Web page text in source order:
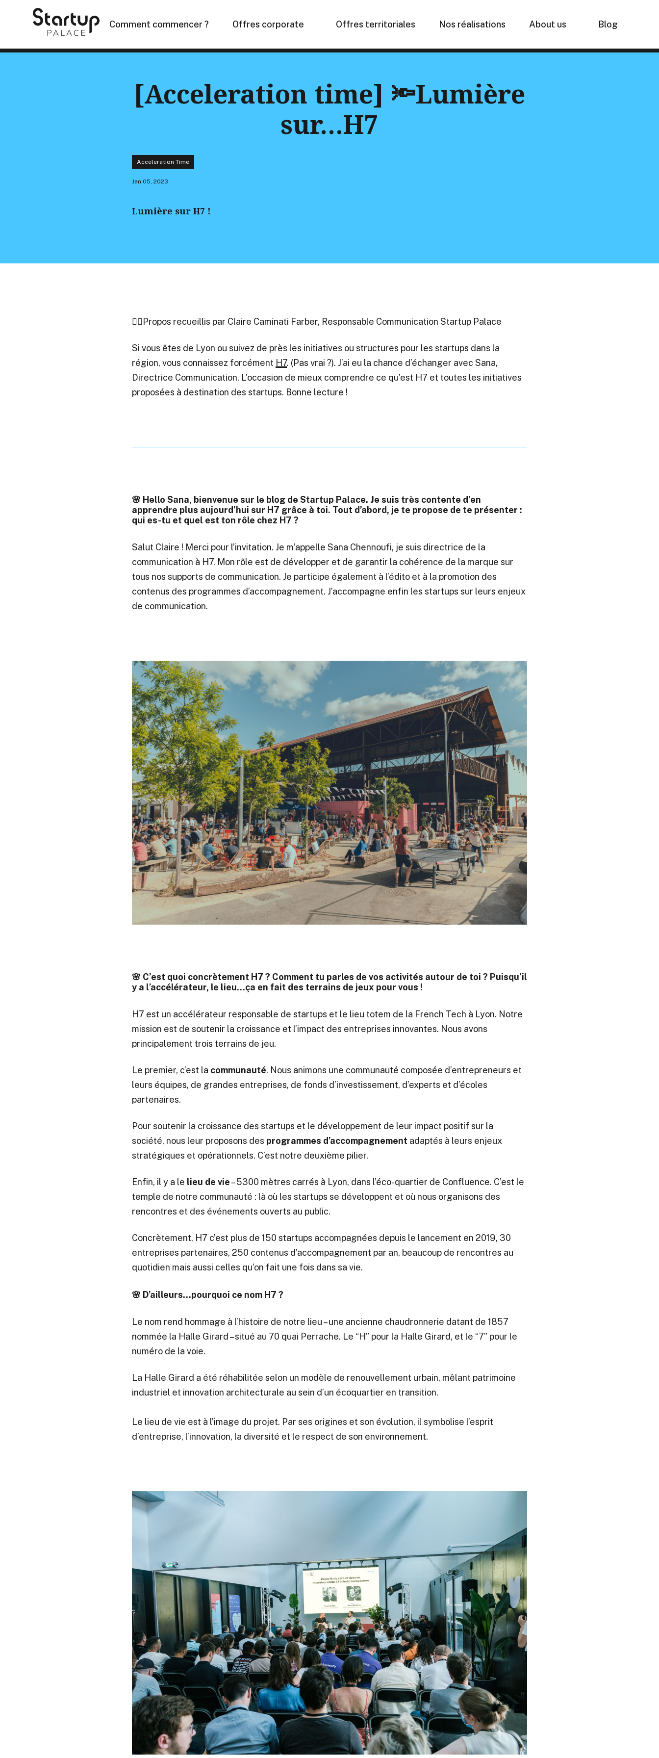
Comment commencer ? Offres corporate Offres territoriales Nos réalisations About us Blog
[Acceleration time] 🔦Lumière
sur…H7
Acceleration Time
Jan 05, 2023
Lumière sur H7 !
✍🏻Propos recueillis par Claire Caminati Farber, Responsable Communication Startup Palace
Si vous êtes de Lyon ou suivez de près les initiatives ou structures pour les startups dans la
région, vous connaissez forcément H7. (Pas vrai ?). J’ai eu la chance d’échanger avec Sana,
Directrice Communication. L’occasion de mieux comprendre ce qu’est H7 et toutes les initiatives
proposées à destination des startups. Bonne lecture !
🌸 Hello Sana, bienvenue sur le blog de Startup Palace. Je suis très contente d’en
apprendre plus aujourd’hui sur H7 grâce à toi. Tout d’abord, je te propose de te présenter :
qui es-tu et quel est ton rôle chez H7 ?
Salut Claire ! Merci pour l’invitation. Je m’appelle Sana Chennoufi, je suis directrice de la
communication à H7. Mon rôle est de développer et de garantir la cohérence de la marque sur
tous nos supports de communication. Je participe également à l’édito et à la promotion des
contenus des programmes d’accompagnement. J’accompagne enfin les startups sur leurs enjeux
de communication.
🌸 C’est quoi concrètement H7 ? Comment tu parles de vos activités autour de toi ? Puisqu’il
y a l’accélérateur, le lieu…ça en fait des terrains de jeux pour vous !
H7 est un accélérateur responsable de startups et le lieu totem de la French Tech à Lyon. Notre
mission est de soutenir la croissance et l’impact des entreprises innovantes. Nous avons
principalement trois terrains de jeu.
Le premier, c’est la communauté. Nous animons une communauté composée d’entrepreneurs et
leurs équipes, de grandes entreprises, de fonds d’investissement, d’experts et d’écoles
partenaires.
Pour soutenir la croissance des startups et le développement de leur impact positif sur la
société, nous leur proposons des programmes d’accompagnement adaptés à leurs enjeux
stratégiques et opérationnels. C’est notre deuxième pilier.
Enfin, il y a le lieu de vie– 5300 mètres carrés à Lyon, dans l’éco-quartier de Confluence. C’est le
temple de notre communauté : là où les startups se développent et où nous organisons des
rencontres et des événements ouverts au public.
Concrètement, H7 c’est plus de 150 startups accompagnées depuis le lancement en 2019, 30
entreprises partenaires, 250 contenus d’accompagnement par an, beaucoup de rencontres au
quotidien mais aussi celles qu’on fait une fois dans sa vie.
🌸 D’ailleurs…pourquoi ce nom H7 ?
Le nom rend hommage à l’histoire de notre lieu – une ancienne chaudronnerie datant de 1857
nommée la Halle Girard – situé au 70 quai Perrache. Le “H” pour la Halle Girard, et le “7” pour le
numéro de la voie.
La Halle Girard a été réhabilitée selon un modèle de renouvellement urbain, mêlant patrimoine
industriel et innovation architecturale au sein d’un écoquartier en transition.
Le lieu de vie est à l’image du projet. Par ses origines et son évolution, il symbolise l’esprit
d’entreprise, l’innovation, la diversité et le respect de son environnement.